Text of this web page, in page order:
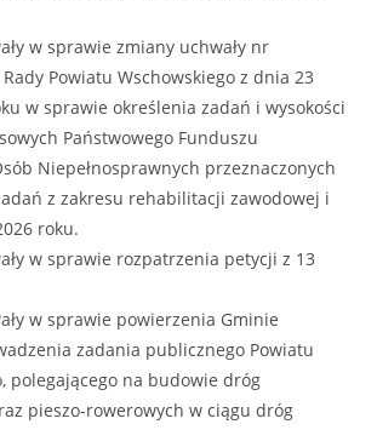
w sprawie zmiany uchwały nr
Powiatu Wschowskiego z dnia 23
w sprawie określenia zadań i wysokości
Państwowego Funduszu
Niepełnosprawnych przeznaczonych
z zakresu rehabilitacji zawodowej i
roku.
w sprawie rozpatrzenia petycji z 13
w sprawie powierzenia Gminie
zadania publicznego Powiatu
polegającego na budowie dróg
pieszo-rowerowych w ciągu dróg